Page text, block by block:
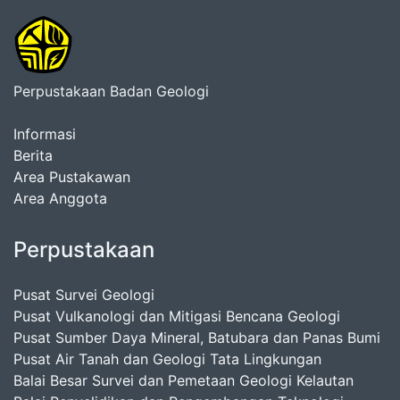
Perpustakaan Badan Geologi
Informasi
Berita
Area Pustakawan
Area Anggota
Perpustakaan
Pusat Survei Geologi
Pusat Vulkanologi dan Mitigasi Bencana Geologi
Pusat Sumber Daya Mineral, Batubara dan Panas Bumi
Pusat Air Tanah dan Geologi Tata Lingkungan
Balai Besar Survei dan Pemetaan Geologi Kelautan